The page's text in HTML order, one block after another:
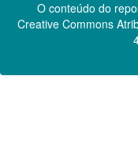
O conteúdo do
Creative Commons